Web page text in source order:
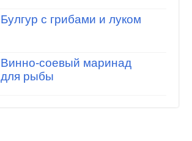
Булгур с грибами и луком
Винно-соевый маринад
для рыбы